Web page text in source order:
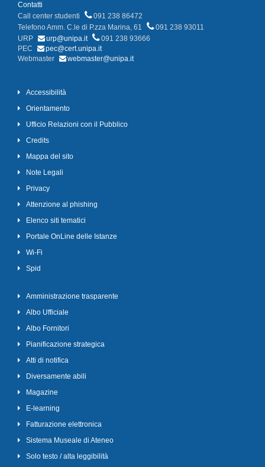
Contatti
Call center studenti
091 238 86472
Telefono Amm. C.le di P.zza Marina, 61
091 238 93011
URP
urp@unipa.it
091 238 93666
PEC
pec@cert.unipa.it
Webmaster
webmaster@unipa.it
Accessibilità
Orientamento
Ufficio Relazioni con il Pubblico
Credits
Mappa del sito
Note Legali
Privacy
Attenzione al phishing
Elenco siti tematici
Portale OnLine delle Istanze
Wi-Fi
Spid
Amministrazione trasparente
Albo Ufficiale
Albo Fornitori
Pianificazione strategica
Atti di notifica
Diversamente abili
Magazine
E-learning
Fatturazione elettronica
Sistema Museale di Ateneo
Solo testo / alta leggibilità